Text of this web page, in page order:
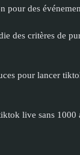
pour des
des critères de
pour lancer
live sans 1000